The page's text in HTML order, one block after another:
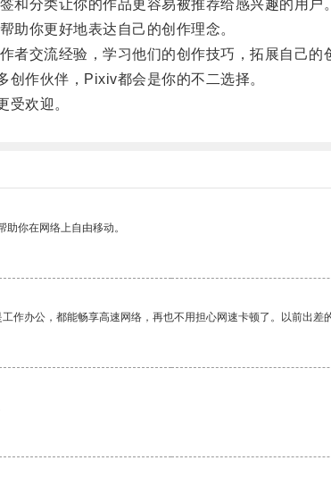
分类让你的作品更容易被推荐给感兴趣的用户。
你更好地表达自己的创作理念。
交流经验，学习他们的创作技巧，拓展自己的
作伙伴，Pixiv都会是你的不二选择。
欢迎。
你在网络上自由移动。
作办公，都能畅享高速网络，再也不用担心网速卡顿了。以前出